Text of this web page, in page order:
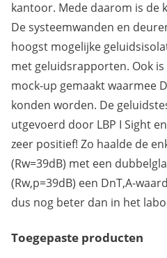
kantoor. Mede daarom is de
De systeemwanden en
hoogst mogelijke
met geluidsrapporten. Ook
mock-up gemaakt waarmee
konden worden. De
utgevoerd door LBP I Sight
zeer positief! Zo haalde de
(Rw=39dB) met een
(Rw,p=39dB) een DnT,A-
dus nog beter dan in het
Toegepaste producten